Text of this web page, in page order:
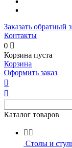
Заказать обратный
Контакты
0 
Корзина пуста
Корзина
Оформить заказ


Каталог товаров
 
Столы и